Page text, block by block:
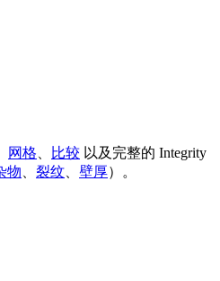
网格、 比较 以及完整的 Integrity
物、 裂纹、 壁厚）。